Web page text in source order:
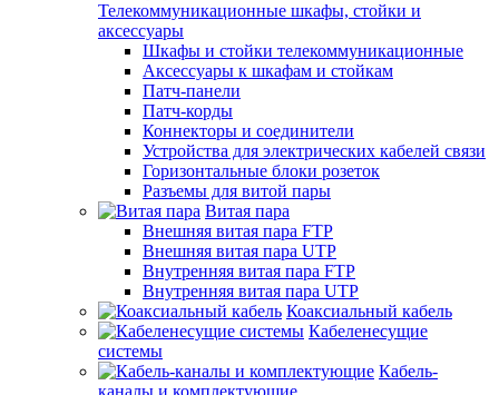
Телекоммуникационные шкафы, стойки и
аксессуары
Шкафы и стойки телекоммуникационные
Аксессуары к шкафам и стойкам
Патч-панели
Патч-корды
Коннекторы и соединители
Устройства для электрических кабелей связи
Горизонтальные блоки розеток
Разъемы для витой пары
Витая пара
Внешняя витая пара FTP
Внешняя витая пара UTP
Внутренняя витая пара FTP
Внутренняя витая пара UTP
Коаксиальный кабель
Кабеленесущие
системы
Кабель-
каналы и комплектующие